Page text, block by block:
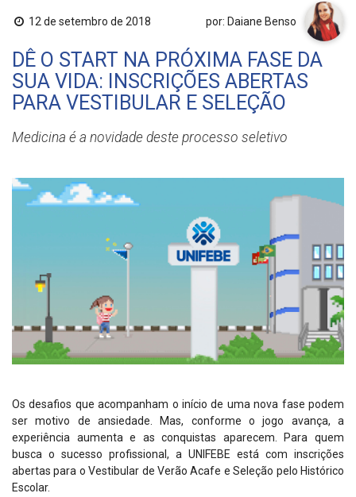
12 de setembro de 2018 por: Daiane Benso
DÊ O START NA PRÓXIMA FASE DA
SUA VIDA: INSCRIÇÕES ABERTAS
PARA VESTIBULAR E SELEÇÃO
Medicina é a novidade deste processo seletivo
Os desafios que acompanham o início de uma nova fase podem
ser motivo de ansiedade. Mas, conforme o jogo avança, a
experiência aumenta e as conquistas aparecem. Para quem
busca o sucesso profissional, a UNIFEBE está com inscrições
abertas para o Vestibular de Verão Acafe e Seleção pelo Histórico
Escolar.